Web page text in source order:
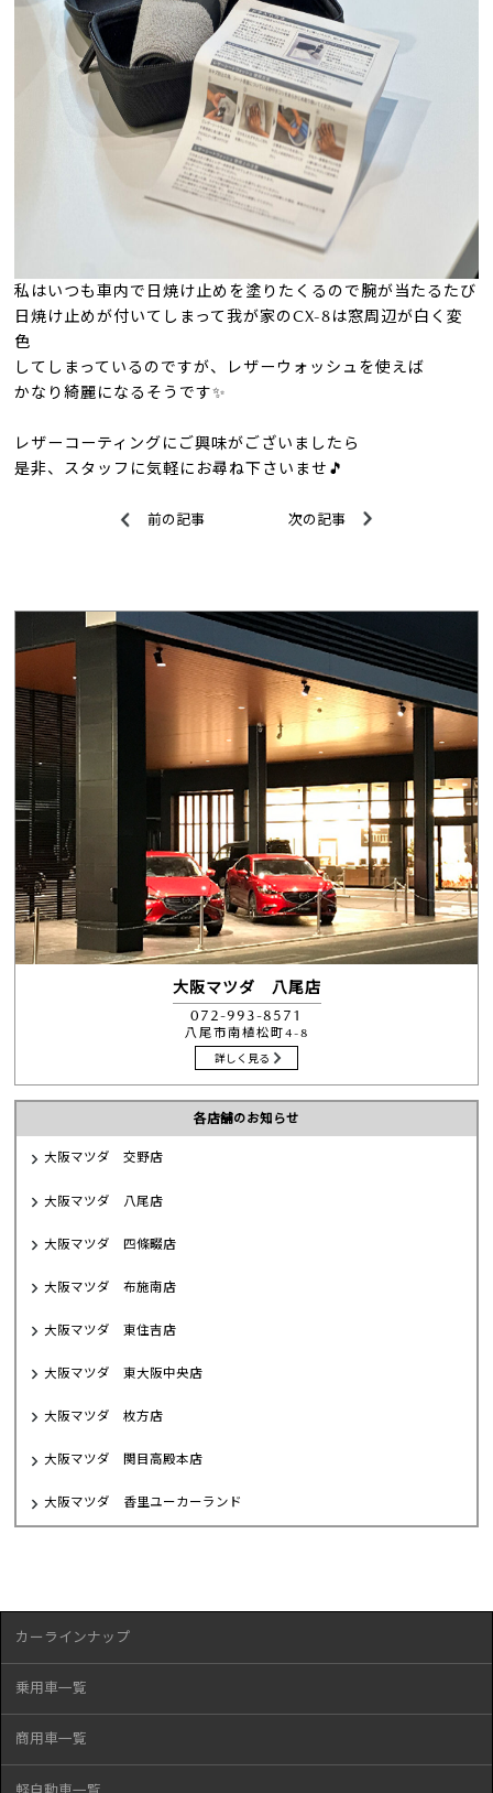
私はいつも車内で日焼け止めを塗りたくるので腕が当たるたび
日焼け止めが付いてしまって我が家のCX-8は窓周辺が白く変
色
してしまっているのですが、レザーウォッシュを使えば
かなり綺麗になるそうです✨
レザーコーティングにご興味がございましたら
是非、スタッフに気軽にお尋ね下さいませ🎵
前の記事 次の記事
大阪マツダ 八尾店
072-993-8571
八尾市南植松町4-8
詳しく見る
各店舗のお知らせ
大阪マツダ 交野店
大阪マツダ 八尾店
大阪マツダ 四條畷店
大阪マツダ 布施南店
大阪マツダ 東住吉店
大阪マツダ 東大阪中央店
大阪マツダ 枚方店
大阪マツダ 関目高殿本店
大阪マツダ 香里ユーカーランド
カーラインナップ
乗用車一覧
商用車一覧